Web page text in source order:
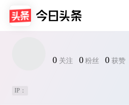
0 关注 0 粉丝 0 获赞
IP：